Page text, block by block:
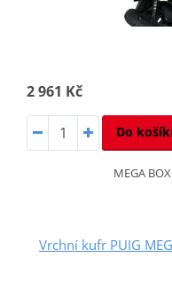
2 961 Kč
Do
MEGA
Vrchní kufr PUIG